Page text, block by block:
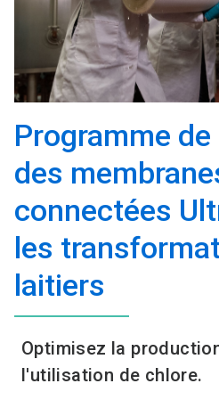
Programme
des
connectées
les
laitiers
Optimisez la
l'utilisation de chlore.